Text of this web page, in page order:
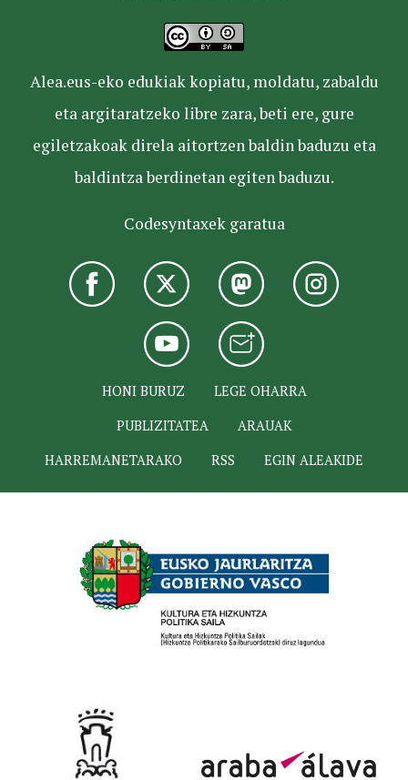
Alea.eus-eko edukiak kopiatu, moldatu, zabaldu
eta argitaratzeko libre zara, beti ere, gure
egiletzakoak direla aitortzen baldin baduzu eta
baldintza berdinetan egiten baduzu.
Codesyntaxek garatua
HONI BURUZ
LEGE OHARRA
PUBLIZITATEA
ARAUAK
HARREMANETARAKO
RSS EGIN ALEAKIDE